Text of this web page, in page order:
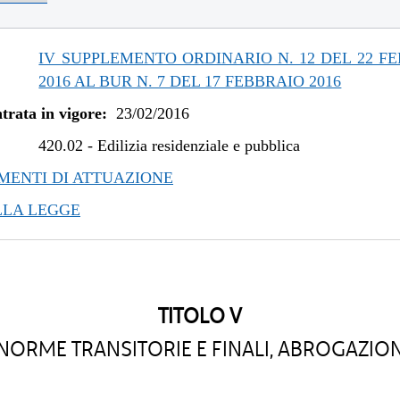
al 09/08/2019
al 10/07/2019
2018 al 30/04/2019
al 28/03/2018
al 04/01/2018
al 26/07/2017
IV SUPPLEMENTO ORDINARIO N. 12 DEL 22
2016 AL BUR N. 7 DEL 17 FEBBRAIO 2016
in vigore: 23/02/2016
420.02 -Edilizia residenziale e pubblica
DI ATTUAZIONE
LEGGE
TITOLO V
TRANSITORIE E FINALI,